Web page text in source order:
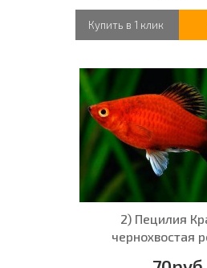
Купить в 1 клик
2) Пецилия
чернохвостая